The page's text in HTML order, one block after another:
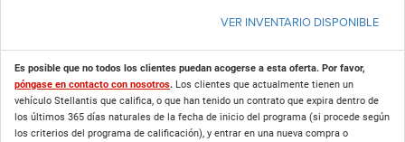
VER INVENTARIO DISPONIBLE
Es posible que no todos los clientes puedan acogerse a esta oferta. Por favor,
póngase en contacto con nosotros. Los clientes que actualmente tienen un
vehículo Stellantis que califica, o que han tenido un contrato que expira dentro de
los últimos 365 días naturales de la fecha de inicio del programa (si procede según
los criterios del programa de calificación), y entrar en una nueva compra o